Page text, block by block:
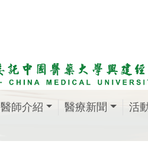
醫師介紹 醫療新聞 活